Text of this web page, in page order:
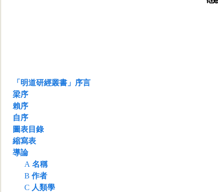
「明道研經叢書」序言
梁序
賴序
自序
圖表目錄
縮寫表
導論
A 名稱
B 作者
C 人類學